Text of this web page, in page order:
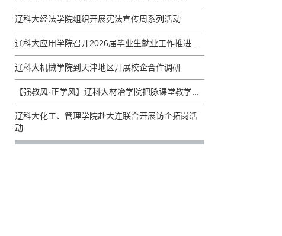
辽科大经法学院组织开展宪法宣传周系列活动
辽科大应用学院召开2026届毕业生就业工作推进...
辽科大机械学院到天津地区开展校企合作调研
【强教风·正学风】辽科大材冶学院把脉课堂教学...
辽科大化工、管理学院赴大连联合开展访企拓岗活
动